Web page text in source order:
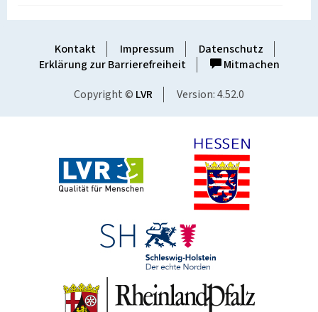
Kontakt Impressum
Datenschutz
Erklärung zur Barrierefreiheit
Mitmachen
Copyright © LVR Version: 4.52.0